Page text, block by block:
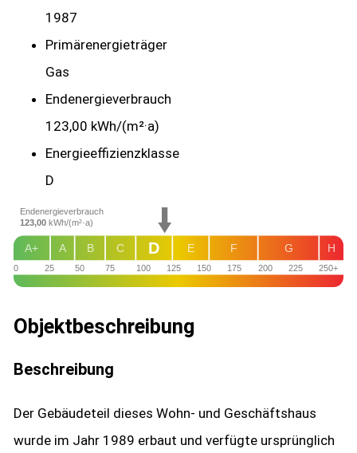
1987
Primärenergieträger
Gas
Endenergie­verbrauch
123,00 kWh/(m²·a)
Energie­effizienz­klasse
D
0 25 50 75 100 125 150 175 200 225 250+
H
G
F
E
C
B
A
A+ D
Endenergieverbrauch
123,00kWh/(m²·a)
Objekt­beschreibung
Beschreibung
Der Gebäudeteil dieses Wohn- und Geschäftshaus
wurde im Jahr 1989 erbaut und verfügte ursprünglich